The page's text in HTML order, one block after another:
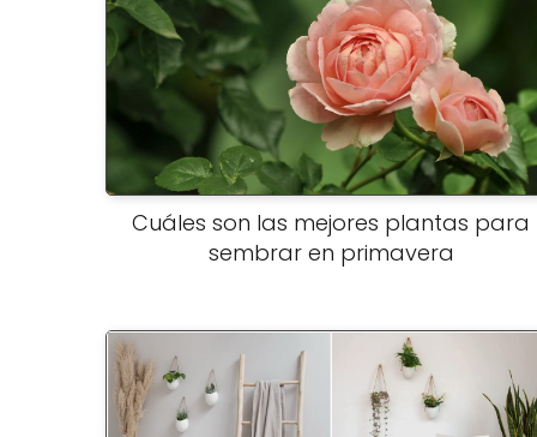
Cuáles son las mejores plantas para
sembrar en primavera